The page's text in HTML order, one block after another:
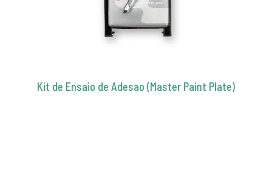
Kit de Ensaio de Adesao (Master Paint Plate)